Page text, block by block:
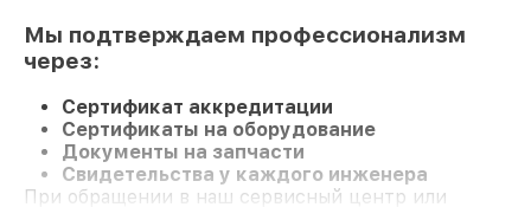
Мы подтверждаем профессионализм
через:
Сертификат аккредитации
Сертификаты на оборудование
Документы на запчасти
Свидетельства у каждого инженера
При обращении в наш сервисный центр или